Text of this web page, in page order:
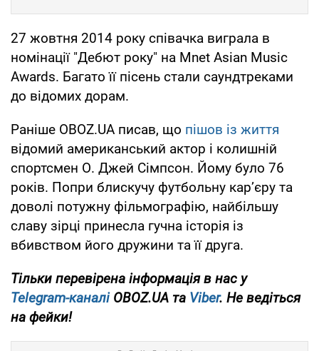
27 жовтня 2014 року співачка виграла в
номінації "Дебют року" на Mnet Asian Music
Awards. Багато її пісень стали саундтреками
до відомих дорам.
Раніше OBOZ.UA писав, що пішов із життя
відомий американський актор і колишній
спортсмен О. Джей Сімпсон. Йому було 76
років. Попри блискучу футбольну карʼєру та
доволі потужну фільмографію, найбільшу
славу зірці принесла гучна історія із
вбивством його дружини та її друга.
Тільки перевірена інформація в нас у
Telegram-каналіOBOZ.UA та Viber. Не ведіться
на фейки!